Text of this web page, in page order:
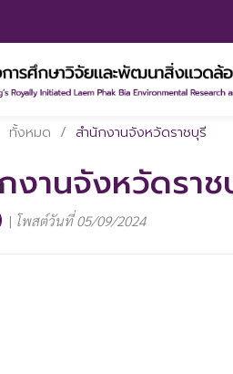
ทั้งหมด / สำนักงานจังหวัดราชบุรี
งานจังหวัดราช
| โพสต์วันที่ 05/09/2024